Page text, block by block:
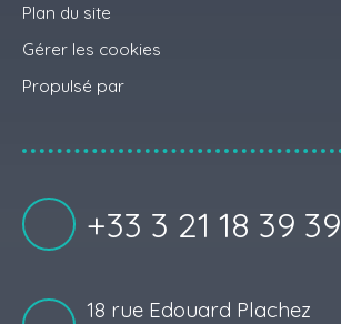
Plan du site
Gérer les cookies
Propulsé par
+33 3 21 18 39 39
18 rue Edouard Plachez